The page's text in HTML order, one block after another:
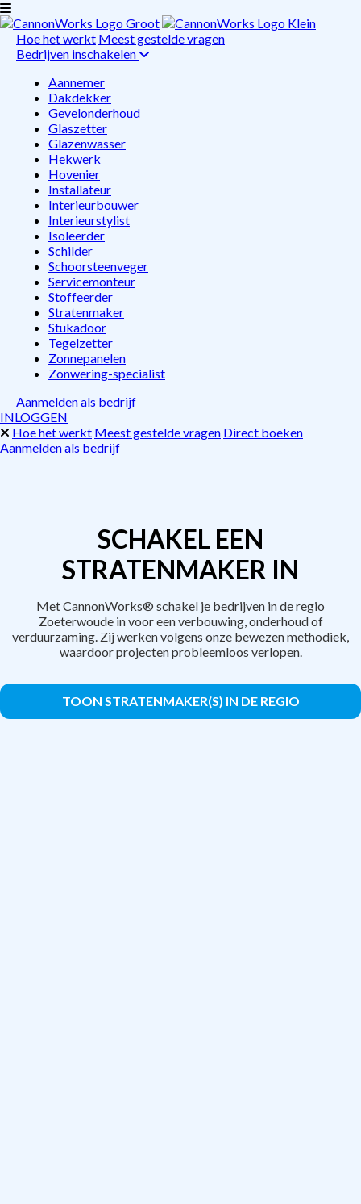
Hoe het werkt Meest gestelde vragen
Bedrijven inschakelen
Aannemer
Dakdekker
Gevelonderhoud
Glaszetter
Glazenwasser
Hekwerk
Hovenier
Installateur
Interieurbouwer
Interieurstylist
Isoleerder
Schilder
Schoorsteenveger
Servicemonteur
Stoffeerder
Stratenmaker
Stukadoor
Tegelzetter
Zonnepanelen
Zonwering-specialist
Aanmelden als bedrijf
INLOGGEN
Hoe het werkt Meest gestelde vragen Direct boeken
Aanmelden als bedrijf
SCHAKEL EEN
STRATENMAKER IN
Met CannonWorks® schakel je bedrijven in de regio
Zoeterwoude in voor een verbouwing, onderhoud of
verduurzaming. Zij werken volgens onze bewezen methodiek,
waardoor projecten probleemloos verlopen.
TOON STRATENMAKER(S) IN DE REGIO